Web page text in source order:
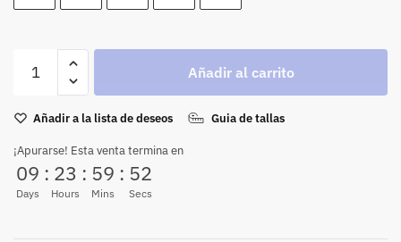
Añadir al carrito
Añadir a la lista de deseos Guia de tallas
¡Apurarse! Esta venta termina en
09
Days
: 23
Hours
: 59
Mins
: 52
Secs